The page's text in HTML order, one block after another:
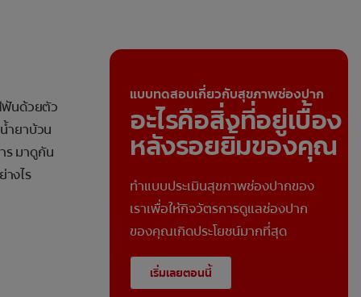
ฟันด้วยตัว
ำยาบ้วน
ร มาดูกัน
งไร
แบบทดสอบเกี่ยวกับสุขภาพช่องปาก
อะไรคือสิ่งที่อยู่เบื้อง
หลังรอยยิ้มของคุณ
ทำแบบประเมินสุขภาพช่องปากของ
เราเพื่อให้กิจวัตรการดูแลช่องปาก
ของคุณเกิดประโยชน์มากที่สุด
เริ่มเลยตอนนี้